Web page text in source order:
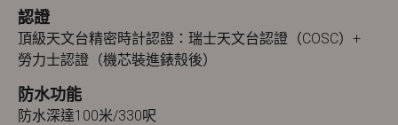
認證
頂級天文台精密時計認證：瑞士天文台認證（COSC）+
勞力士認證（機芯裝進錶殼後）
防水功能
防水深達100米/330呎